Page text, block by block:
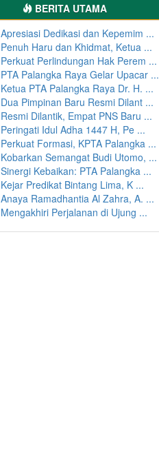
BERITA UTAMA
Apresiasi Dedikasi dan Kepemim ...
Penuh Haru dan Khidmat, Ketua ...
Perkuat Perlindungan Hak Perem ...
PTA Palangka Raya Gelar Upacar ...
Ketua PTA Palangka Raya Dr. H. ...
Dua Pimpinan Baru Resmi Dilant ...
Resmi Dilantik, Empat PNS Baru ...
Peringati Idul Adha 1447 H, Pe ...
Perkuat Formasi, KPTA Palangka ...
Kobarkan Semangat Budi Utomo, ...
Sinergi Kebaikan: PTA Palangka ...
Kejar Predikat Bintang Lima, K ...
Anaya Ramadhantia Al Zahra, A. ...
Mengakhiri Perjalanan di Ujung ...